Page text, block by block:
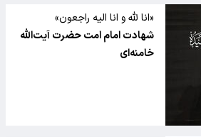
«انا لله و انا الیه راجعون»
شهادت امام امت حضرت آیت‌الله
خامنه‌ای